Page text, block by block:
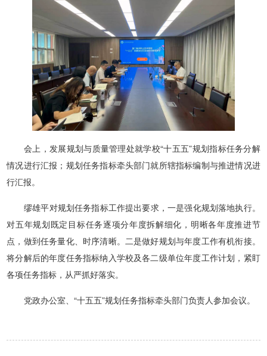
会上，发展规划与质量管理处就学校“十五五”规划指标任务分解
情况进行汇报；规划任务指标牵头部门就所辖指标编制与推进情况进
行汇报。
缪雄平对规划任务指标工作提出要求，一是强化规划落地执行。
对五年规划既定目标任务逐项分年度拆解细化，明晰各年度推进节
点，做到任务量化、时序清晰。二是做好规划与年度工作有机衔接。
将分解后的年度任务指标纳入学校及各二级单位年度工作计划，紧盯
各项任务指标，从严抓好落实。
党政办公室、“十五五”规划任务指标牵头部门负责人参加会议。